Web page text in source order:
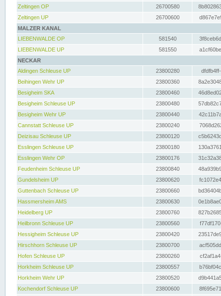
Zeltingen OP
26700580
Zeltingen UP
26700600
MALZER KANAL
LIEBENWALDE OP
581540
LIEBENWALDE UP
581550
NECKAR
Aldingen Schleuse UP
23800280
Beihingen Wehr UP
23800360
Besigheim SKA
23800460
Besigheim Schleuse UP
23800480
Besigheim Wehr UP
23800440
Cannstatt Schleuse UP
23800240
Deizisau Schleuse UP
23800120
Esslingen Schleuse UP
23800180
Esslingen Wehr OP
23800176
Feudenheim Schleuse UP
23800840
Gundelsheim UP
23800620
Guttenbach Schleuse UP
23800660
Hassmersheim AMS
23800630
Heidelberg UP
23800760
Heilbronn Schleuse UP
23800560
Hessigheim Schleuse UP
23800420
Hirschhorn Schleuse UP
23800700
Hofen Schleuse UP
23800260
Horkheim Schleuse UP
23800557
Horkheim Wehr UP
23800520
Kochendorf Schleuse UP
23800600